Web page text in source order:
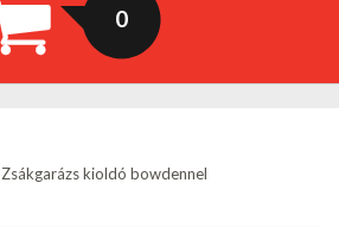
0
Zsákgarázs kioldó bowdennel